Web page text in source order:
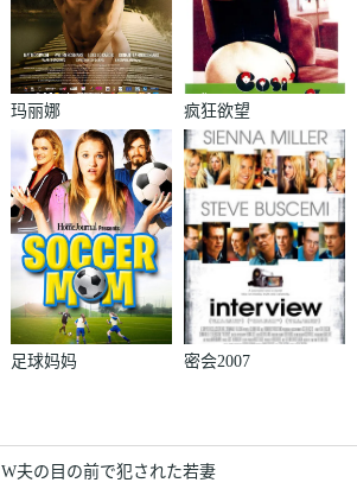
玛丽娜 疯狂欲望
足球妈妈 密会2007
W夫の目の前で犯された若妻